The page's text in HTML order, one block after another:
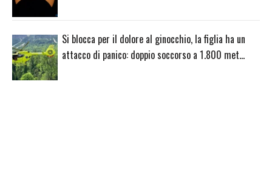
Si blocca per il dolore al ginocchio, la figlia ha un
attacco di panico: doppio soccorso a 1.800 met…